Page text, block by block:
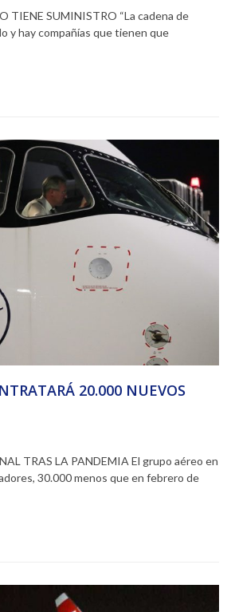
TIENE SUMINISTRO “La cadena de
y hay compañías que tienen que
20.000 NUEVOS
TRAS LA PANDEMIA El grupo aéreo en
30.000 menos que en febrero de